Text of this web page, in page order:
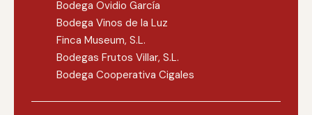
Bodega Ovidio García
Bodega Vinos de la Luz
Finca Museum, S.L.
Bodegas Frutos Villar, S.L.
Bodega Cooperativa Cigales